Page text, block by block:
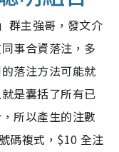
群主強哥，發文介
事合資落注，多
落注方法可能就
是囊括了所有已
所以產生的注數
碼複式，$10 全注